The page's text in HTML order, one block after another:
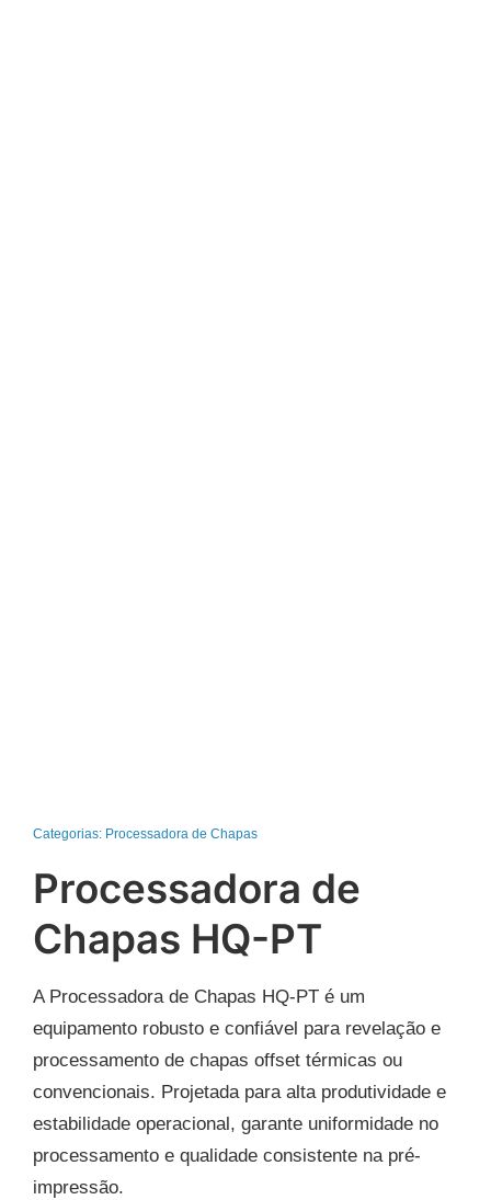
Categorias: Processadora de Chapas
Processadora de
Chapas HQ-PT
A Processadora de Chapas HQ-PT é um
equipamento robusto e confiável para revelação e
processamento de chapas offset térmicas ou
convencionais. Projetada para alta produtividade e
estabilidade operacional, garante uniformidade no
processamento e qualidade consistente na pré-
impressão.